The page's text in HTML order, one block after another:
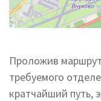
Проложив
требуемого
кратчайший путь,